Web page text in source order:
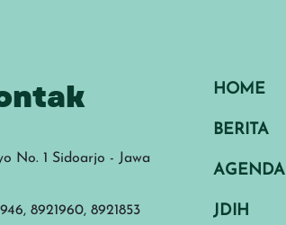
No. 1 Sidoarjo - Jawa
8921960, 8921853
HOME
BERITA
AGENDA
JDIH